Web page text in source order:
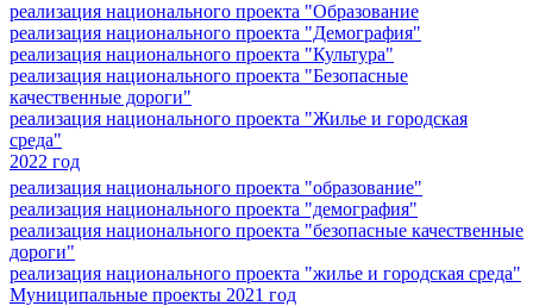
реализация национального проекта "Образование
реализация национального проекта "Демография"
реализация национального проекта "Культура"
реализация национального проекта "Безопасные
качественные дороги"
реализация национального проекта "Жилье и городская
среда"
2022 год
реализация национального проекта "образование"
реализация национального проекта "демография"
реализация национального проекта "безопасные качественные
дороги"
реализация национального проекта "жилье и городская среда"
Муниципальные проекты 2021 год